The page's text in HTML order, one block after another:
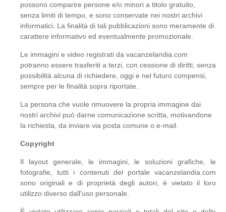
possono comparire persone e/o minori a titolo gratuito,
senza limiti di tempo, e sono conservate nei nostri archivi
informatici. La finalità di tali pubblicazioni sono meramente di
carattere informativo ed eventualmente promozionale.
Le immagini e video registrati da vacanzelandia.com
potranno essere trasferiti a terzi, con cessione di diritti, senza
possibilità alcuna di richiedere, oggi e nel futuro compensi,
sempre per le finalità sopra riportate.
La persona che vuole rimuovere la propria immagine dai
nostri archivi può darne comunicazione scritta, motivandone
la richiesta, da inviare via posta comune o e-mail.
Copyright
Il layout generale, le immagini, le soluzioni grafiche, le
fotografie, tutti i contenuti del portale vacanzelandia.com
sono originali e di proprietà degli autori, è vietato il loro
utilizzo diverso dall'uso personale.